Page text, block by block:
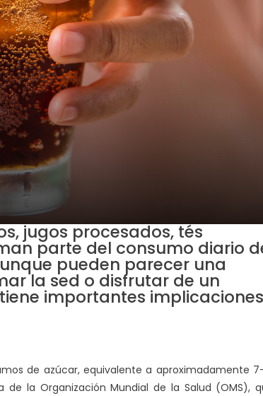
jugos procesados, tés
parte del consumo diario
pueden parecer una
la sed o disfrutar de un
importantes implicaciones
de azúcar, equivalente a aproximadamente
la Organización Mundial de la Salud (OMS),